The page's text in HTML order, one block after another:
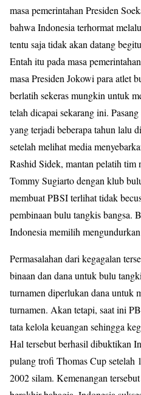
masa pemerintahan Presiden
bahwa Indonesia terhormat
tentu saja tidak akan datang
Entah itu pada masa
masa Presiden Jokowi para atlet
berlatih sekeras mungkin untuk
telah dicapai sekarang ini.
yang terjadi beberapa tahun lalu
setelah melihat media
Rashid Sidek, mantan pelatih tim
Tommy Sugiarto dengan klub
membuat PBSI terlihat tidak
pembinaan bulu tangkis bangsa.
Indonesia memilih
Permasalahan dari kegagalan
binaan dan dana untuk bulu
turnamen diperlukan dana untuk
turnamen. Akan tetapi, saat ini
tata kelola keuangan sehingga
Hal tersebut berhasil dibuktikan
pulang trofi Thomas Cup setelah
2002 silam. Kemenangan